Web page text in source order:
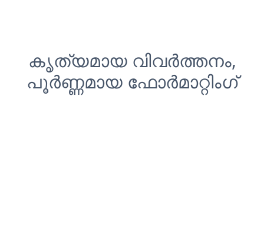
കൃത്യമായ വിവർത്തനം,
പൂർണ്ണമായ ഫോർമാറ്റിംഗ്